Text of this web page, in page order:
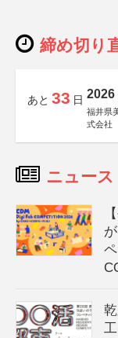
締め切り
あと 33 日 2026
福井県
式会社
ニュース